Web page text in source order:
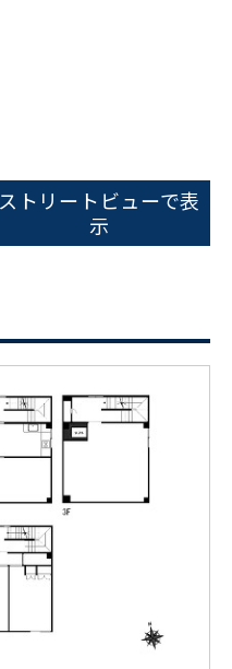
ストリートビューで表
示